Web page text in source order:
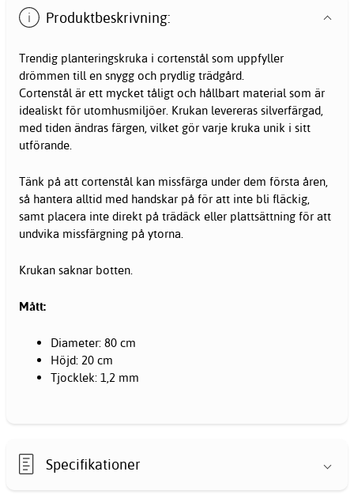
Produktbeskrivning:
Trendig planteringskruka i cortenstål som uppfyller
drömmen till en snygg och prydlig trädgård.
Cortenstål är ett mycket tåligt och hållbart material som är
idealiskt för utomhusmiljöer. Krukan levereras silverfärgad,
med tiden ändras färgen, vilket gör varje kruka unik i sitt
utförande.
Tänk på att cortenstål kan missfärga under dem första åren,
så hantera alltid med handskar på för att inte bli fläckig,
samt placera inte direkt på trädäck eller plattsättning för att
undvika missfärgning på ytorna.
Krukan saknar botten.
Mått:
Diameter: 80 cm
Höjd: 20 cm
Tjocklek: 1,2 mm
Specifikationer